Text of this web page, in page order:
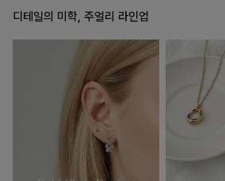
디테일의 미학, 주얼리 라인업